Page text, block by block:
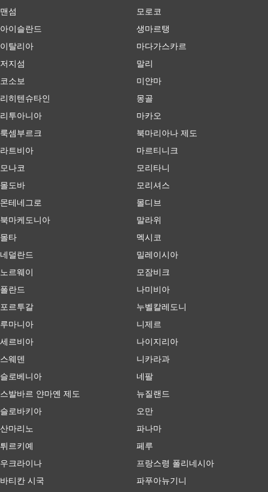
맨섬
아이슬란드
이탈리아
저지섬
코소보
리히텐슈타인
리투아니아
룩셈부르크
라트비아
모나코
몰도바
몬테네그로
북마케도니아
몰타
네덜란드
노르웨이
폴란드
포르투갈
루마니아
세르비아
스웨덴
슬로베니아
스발바르 얀마옌 제도
슬로바키아
산마리노
튀르키예
우크라이나
바티칸 시국
모로코
생마르탱
마다가스카르
말리
미얀마
몽골
마카오
북마리아나 제도
마르티니크
모리타니
모리셔스
몰디브
말라위
멕시코
밀레이시아
모잠비크
나미비아
누벨칼레도니
니제르
나이지리아
니카라과
네팔
뉴질랜드
오만
파나마
페루
프랑스령 폴리네시아
파푸아뉴기니